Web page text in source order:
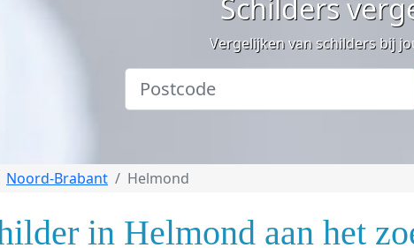
Schilders
Vergelijken van schilders bij
Noord-Brabant Helmond
in Helmond aan het